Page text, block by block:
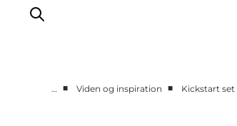
… ■ Viden og inspiration ■ Kickstart